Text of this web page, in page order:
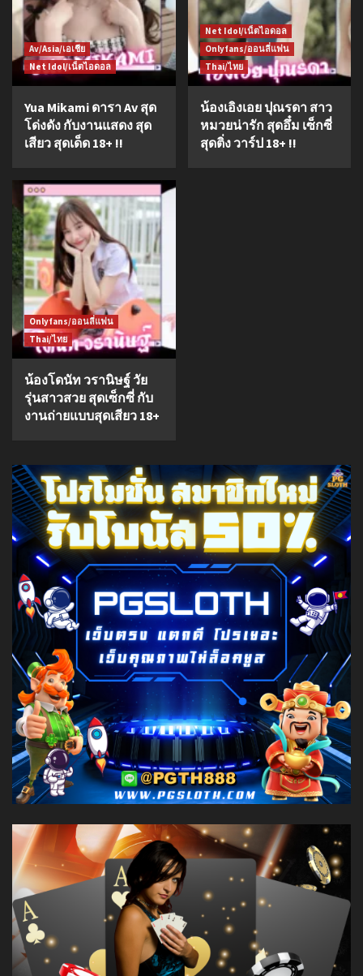
Av/Asia/เอเชีย
Net Idol/เน็ตไอดอล
Yua Mikami ดารา Av สุด
โด่งดัง กับงานแสดง สุด
เสียว สุดเด็ด 18+ !!
Net Idol/เน็ตไอดอล
Onlyfans/ออนลี่แฟน
Thai/ไทย
น้องเอิงเอย ปุณรดา สาว
หมวยน่ารัก สุดอึ๋ม เซ็กซี่
สุดติ่ง วาร์ป 18+ !!
Onlyfans/ออนลี่แฟน
Thai/ไทย
น้องโดนัท วรานิษฐ์ วัย
รุ่นสาวสวย สุดเซ็กซี่ กับ
งานถ่ายแบบสุดเสียว 18+